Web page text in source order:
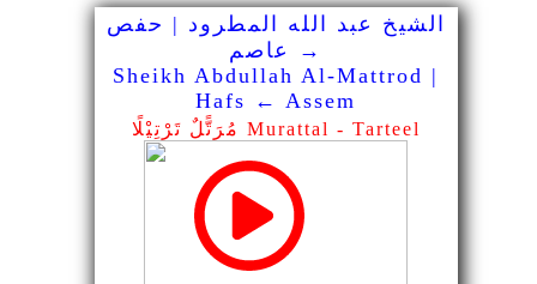
الشيخ عبد الله المطرود | حفص
→ عاصم
Sheikh Abdullah Al-Mattrod |
Hafs ← Assem
مُرَتًّلٌ تَرْتِيْلًا Murattal - Tarteel